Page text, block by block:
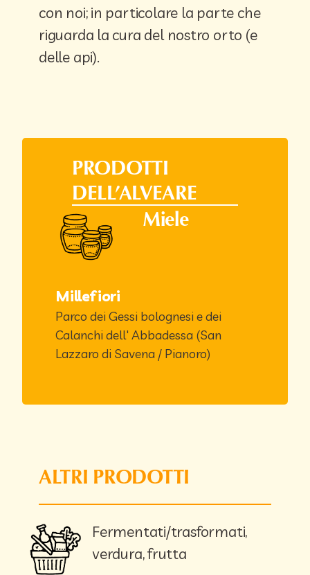
con noi; in particolare la parte che
riguarda la cura del nostro orto (e
delle api).
PRODOTTI
DELL’ALVEARE
Miele
Millefiori
Parco dei Gessi bolognesi e dei
Calanchi dell' Abbadessa (San
Lazzaro di Savena / Pianoro)
ALTRI PRODOTTI
Fermentati/trasformati,
verdura, frutta